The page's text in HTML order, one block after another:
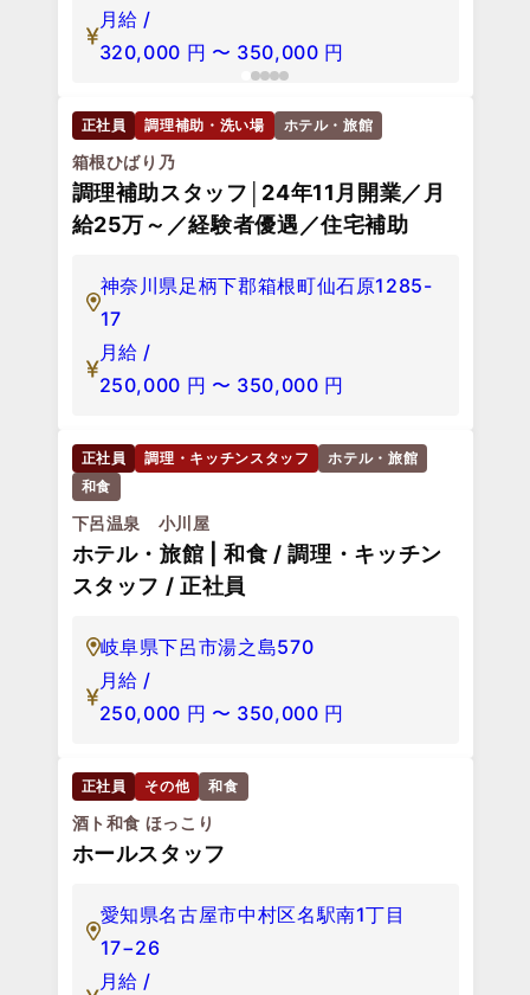
月給 /
320,000 円 〜 350,000 円
正社員 調理補助・洗い場 ホテル・旅館
箱根ひばり乃
調理補助スタッフ│24年11月開業／月
給25万～／経験者優遇／住宅補助
神奈川県足柄下郡箱根町仙石原1285-
17
月給 /
250,000 円 〜 350,000 円
正社員 調理・キッチンスタッフ
ホテル・旅館
和食
下呂温泉 小川屋
ホテル・旅館 | 和食 / 調理・キッチン
スタッフ / 正社員
岐阜県下呂市湯之島570
月給 /
250,000 円 〜 350,000 円
正社員 その他 和食
酒ト和食 ほっこり
ホールスタッフ
愛知県名古屋市中村区名駅南1丁目
17−26
月給 /